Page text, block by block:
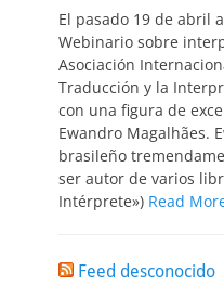
El pasado 19 de abril
Webinario sobre
Asociación
Traducción y la
con una figura de
Ewandro Magalhães.
brasileño
ser autor de varios
Intérprete») Read
Feed desconocido